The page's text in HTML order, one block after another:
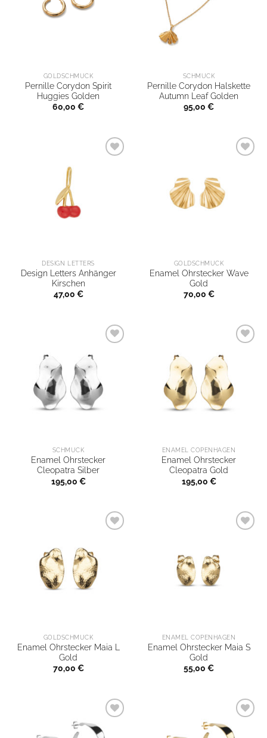
GOLDSCHMUCK
Pernille Corydon Spirit
Huggies Golden
60,00 €
SCHMUCK
Pernille Corydon Halskette
Autumn Leaf Golden
95,00 €
DESIGN LETTERS
Design Letters Anhänger
Kirschen
47,00 €
GOLDSCHMUCK
Enamel Ohrstecker Wave
Gold
70,00 €
SCHMUCK
Enamel Ohrstecker
Cleopatra Silber
195,00 €
ENAMEL COPENHAGEN
Enamel Ohrstecker
Cleopatra Gold
195,00 €
GOLDSCHMUCK
Enamel Ohrstecker Maia L
Gold
70,00 €
ENAMEL COPENHAGEN
Enamel Ohrstecker Maia S
Gold
55,00 €